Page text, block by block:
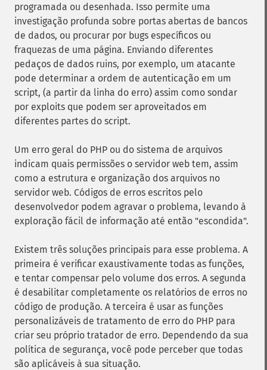
programada ou desenhada. Isso permite uma
investigação profunda sobre portas abertas de bancos
de dados, ou procurar por bugs específicos ou
fraquezas de uma página. Enviando diferentes
pedaços de dados ruins, por exemplo, um atacante
pode determinar a ordem de autenticação em um
script, (a partir da linha do erro) assim como sondar
por exploits que podem ser aproveitados em
diferentes partes do script.
Um erro geral do PHP ou do sistema de arquivos
indicam quais permissões o servidor web tem, assim
como a estrutura e organização dos arquivos no
servidor web. Códigos de erros escritos pelo
desenvolvedor podem agravar o problema, levando à
exploração fácil de informação até então "escondida".
Existem três soluções principais para esse problema. A
primeira é verificar exaustivamente todas as funções,
e tentar compensar pelo volume dos erros. A segunda
é desabilitar completamente os relatórios de erros no
código de produção. A terceira é usar as funções
personalizáveis de tratamento de erro do PHP para
criar seu próprio tratador de erro. Dependendo da sua
política de segurança, você pode perceber que todas
são aplicáveis à sua situação.